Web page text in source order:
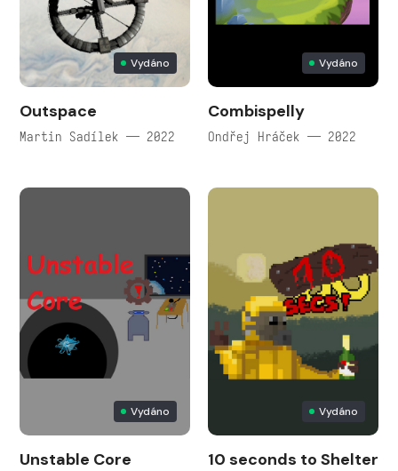
Vydáno
Outspace
Martin Sadílek — 2022
Vydáno
Combispelly
Ondřej Hráček — 2022
Vydáno
Unstable Core
Vydáno
10 seconds to Shelter